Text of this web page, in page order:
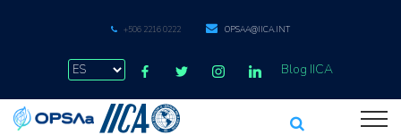
+506 2216 0222 OPSAA@IICA.INT
Blog IICA